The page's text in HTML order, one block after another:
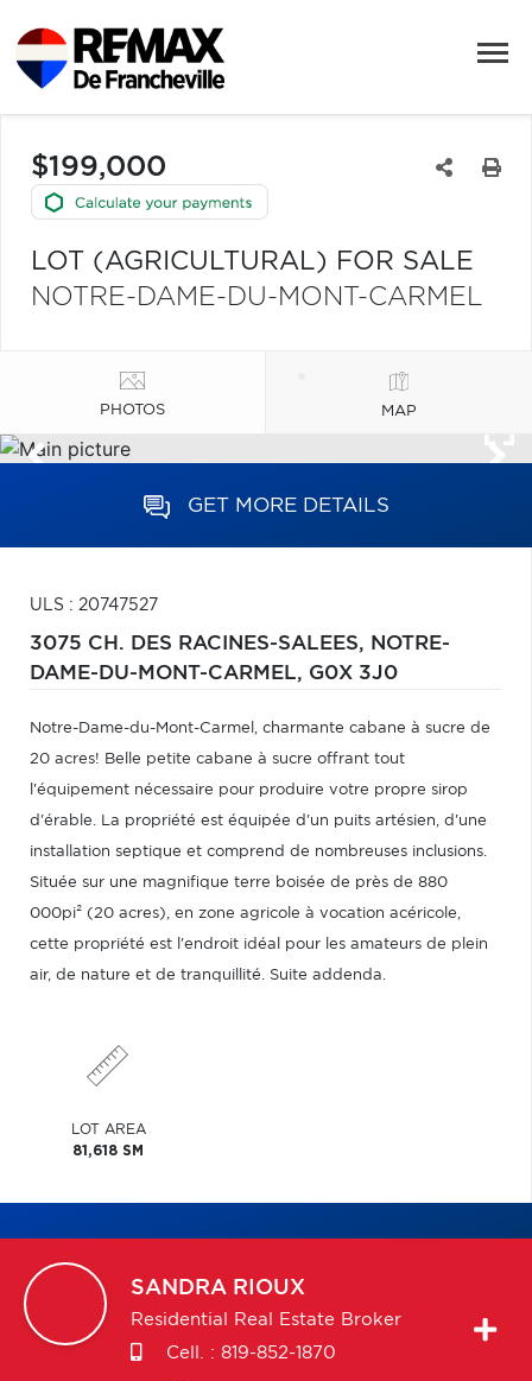
$199,000
LOT (AGRICULTURAL) FOR SALE
NOTRE-DAME-DU-MONT-CARMEL
PHOTOS MAP
GET MORE DETAILS
ULS : 20747527
3075 CH. DES RACINES-SALEES, NOTRE-
DAME-DU-MONT-CARMEL, G0X 3J0
Notre-Dame-du-Mont-Carmel, charmante cabane à sucre de
20 acres! Belle petite cabane à sucre offrant tout
l'équipement nécessaire pour produire votre propre sirop
d'érable. La propriété est équipée d'un puits artésien, d'une
installation septique et comprend de nombreuses inclusions.
Située sur une magnifique terre boisée de près de 880
000pi² (20 acres), en zone agricole à vocation acéricole,
cette propriété est l'endroit idéal pour les amateurs de plein
air, de nature et de tranquillité. Suite addenda.
LOT AREA
81,618 SM
SANDRA RIOUX
Residential Real Estate Broker
Cell. : 819-852-1870